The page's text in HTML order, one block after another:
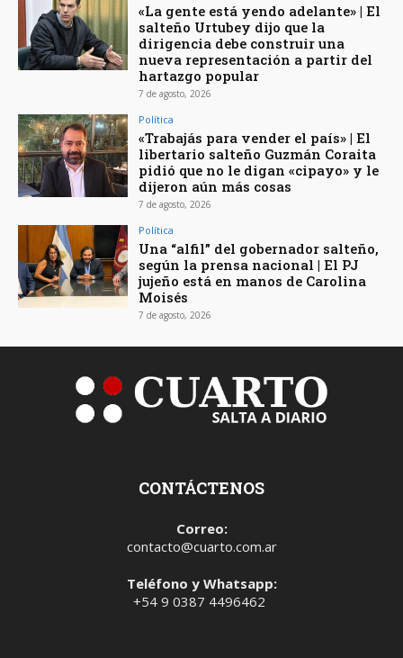
«La gente está yendo adelante» | El
salteño Urtubey dijo que la
dirigencia debe construir una
nueva representación a partir del
hartazgo popular
7 de agosto, 2026
Política
«Trabajás para vender el país» | El
libertario salteño Guzmán Coraita
pidió que no le digan «cipayo» y le
dijeron aún más cosas
7 de agosto, 2026
Política
Una “alfil” del gobernador salteño,
según la prensa nacional | El PJ
jujeño está en manos de Carolina
Moisés
7 de agosto, 2026
CONTÁCTENOS
Correo:
contacto@cuarto.com.ar
Teléfono y Whatsapp:
+54 9 0387 4496462